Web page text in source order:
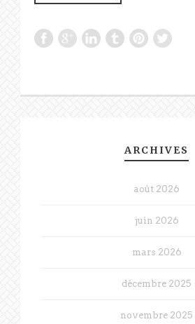
ARCHIVES
août 2026
juin 2026
mars 2026
décembre 2025
novembre 2025